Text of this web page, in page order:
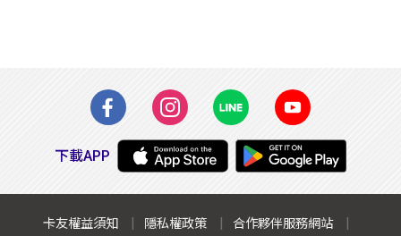
下載APP
卡友權益須知 隱私權政策
合作夥伴服務網站